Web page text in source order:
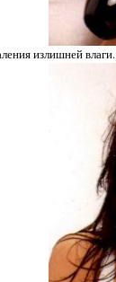
излишней влаги.